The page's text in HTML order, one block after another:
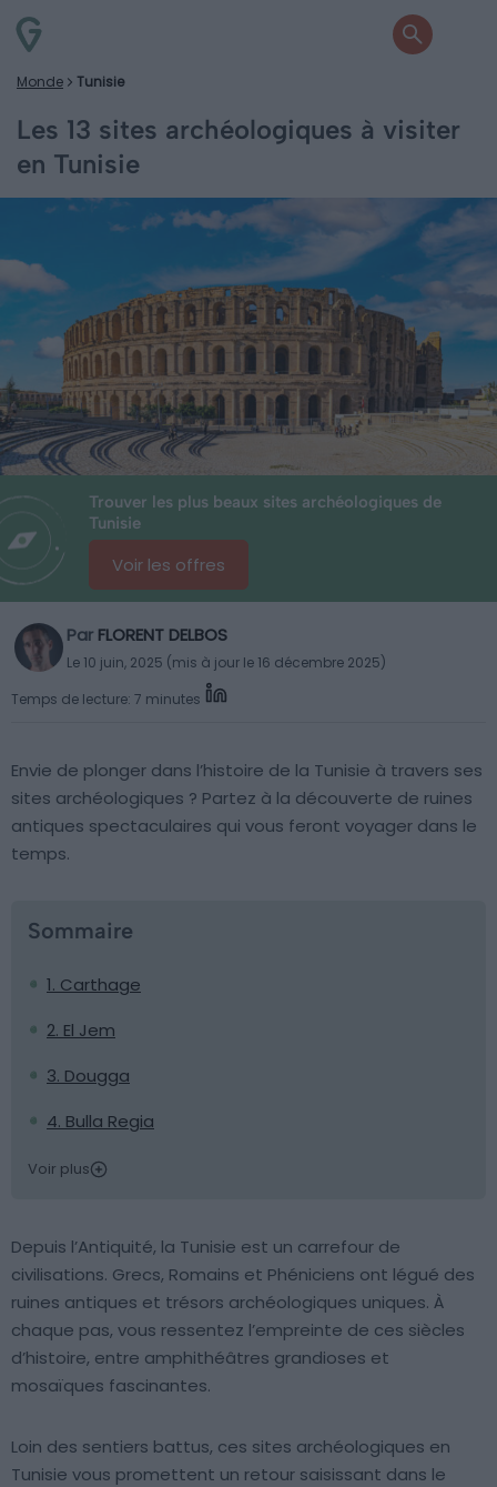
Monde Tunisie
Les 13 sites archéologiques à visiter
en Tunisie
Trouver les plus beaux sites archéologiques de
Tunisie
Voir les offres
Par FLORENT DELBOS
Le 10 juin, 2025 (mis à jour le 16 décembre 2025)
Temps de lecture: 7 minutes
Envie de plonger dans l’histoire de la Tunisie à travers ses
sites archéologiques ? Partez à la découverte de ruines
antiques spectaculaires qui vous feront voyager dans le
temps.
Sommaire
1. Carthage
2. El Jem
3. Dougga
4. Bulla Regia
Voir plus
Depuis l’Antiquité, la Tunisie est un carrefour de
civilisations. Grecs, Romains et Phéniciens ont légué des
ruines antiques et trésors archéologiques uniques. À
chaque pas, vous ressentez l’empreinte de ces siècles
d’histoire, entre amphithéâtres grandioses et
mosaïques fascinantes.
Loin des sentiers battus, ces sites archéologiques en
Tunisie vous promettent un retour saisissant dans le